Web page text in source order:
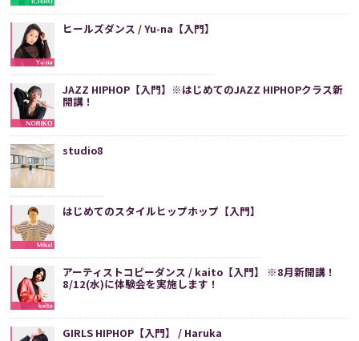
ヒールズダンス / Yu-na【入門】
JAZZ HIPHOP【入門】※はじめてのJAZZ HIPHOPクラス新
開講！
studio8
はじめてのスタイルヒップホップ【入門】
アーティストコピーダンス / kaito【入門】 ※8月新開講！
8/12(水)に体験会を実施します！
GIRLS HIPHOP【入門】 / Haruka